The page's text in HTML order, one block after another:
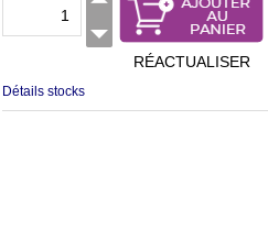
RÉACTUALISER
Détails stocks